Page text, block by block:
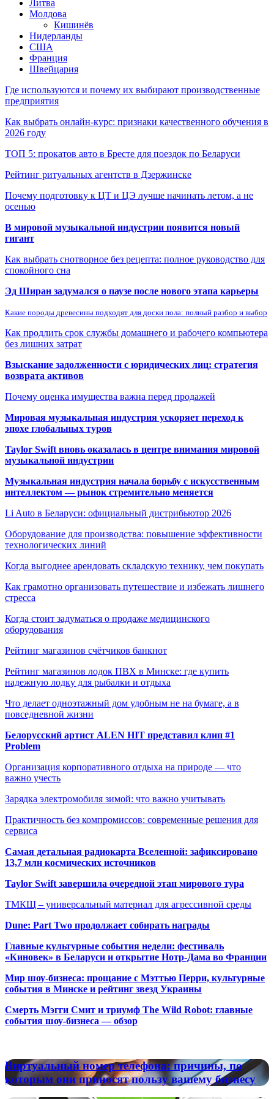
Литва
Молдова
Кишинёв
Нидерланды
США
Франция
Швейцария
Где используются и почему их выбирают производственные
предприятия
Как выбрать онлайн-курс: признаки качественного обучения в
2026 году
ТОП 5: прокатов авто в Бресте для поездок по Беларуси
Рейтинг ритуальных агентств в Дзержинске
Почему подготовку к ЦТ и ЦЭ лучше начинать летом, а не
осенью
В мировой музыкальной индустрии появится новый
гигант
Как выбрать снотворное без рецепта: полное руководство для
спокойного сна
Эд Ширан задумался о паузе после нового этапа карьеры
Какие породы древесины подходят для доски пола: полный разбор и выбор
Как продлить срок службы домашнего и рабочего компьютера
без лишних затрат
Взыскание задолженности с юридических лиц: стратегия
возврата активов
Почему оценка имущества важна перед продажей
Мировая музыкальная индустрия ускоряет переход к
эпохе глобальных туров
Taylor Swift вновь оказалась в центре внимания мировой
музыкальной индустрии
Музыкальная индустрия начала борьбу с искусственным
интеллектом — рынок стремительно меняется
Li Auto в Беларуси: официальный дистрибьютор 2026
Оборудование для производства: повышение эффективности
технологических линий
Когда выгоднее арендовать складскую технику, чем покупать
Как грамотно организовать путешествие и избежать лишнего
стресса
Когда стоит задуматься о продаже медицинского
оборудования
Рейтинг магазинов счётчиков банкнот
Рейтинг магазинов лодок ПВХ в Минске: где купить
надежную лодку для рыбалки и отдыха
Что делает одноэтажный дом удобным не на бумаге, а в
повседневной жизни
Белорусский артист ALEN HIT представил клип #1
Problem
Организация корпоративного отдыха на природе — что
важно учесть
Зарядка электромобиля зимой: что важно учитывать
Практичность без компромиссов: современные решения для
сервиса
Самая детальная радиокарта Вселенной: зафиксировано
13,7 млн космических источников
Taylor Swift завершила очередной этап мирового тура
ТМКЩ – универсальный материал для агрессивной среды
Dune: Part Two продолжает собирать награды
Главные культурные события недели: фестиваль
«Киновек» в Беларуси и открытие Нотр-Дама во Франции
Мир шоу-бизнеса: прощание с Мэттью Перри, культурные
события в Минске и рейтинг звезд Украины
Смерть Мэгги Смит и триумф The Wild Robot: главные
события шоу-бизнеса — обзор
Виртуальный
номер
телефона:
причины,
Виртуальный номер телефона: причины, по
которым они приносят пользу вашему бизнесу